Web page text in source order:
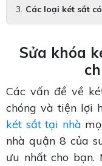
Các loại két sắt
Sửa khóa
Các vấn đề về
chóng và tiện lợi
két sắt tại nhà
nhà quận 8 của
ưu nhất cho bạn.